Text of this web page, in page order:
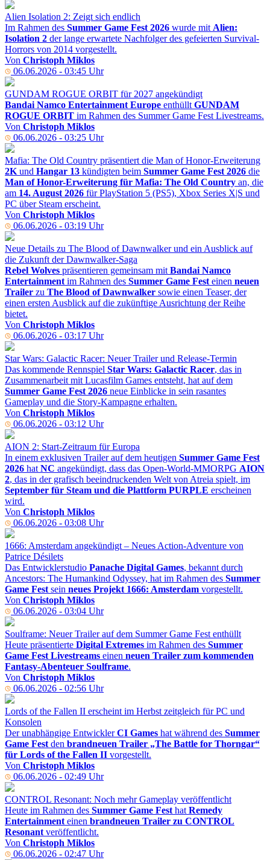
Alien Isolation 2: Zeigt sich endlich
Im Rahmen des Summer Game Fest 2026 wurde mit Alien:
Isolation 2 der lange erwartete Nachfolger des gefeierten Survival-
Horrors von 2014 vorgestellt.
Von Christoph Miklos
06.06.2026 - 03:45 Uhr
GUNDAM ROGUE ORBIT für 2027 angekündigt
Bandai Namco Entertainment Europe enthüllt GUNDAM
ROGUE ORBIT im Rahmen des Summer Game Fest Livestreams.
Von Christoph Miklos
06.06.2026 - 03:25 Uhr
Mafia: The Old Country präsentiert die Man of Honor-Erweiterung
2K und Hangar 13 kündigten beim Summer Game Fest 2026 die
Man of Honor-Erweiterung für Mafia: The Old Country an, die
am 14. August 2026 für PlayStation 5 (PS5), Xbox Series X|S und
PC über Steam erscheint.
Von Christoph Miklos
06.06.2026 - 03:19 Uhr
Neue Details zu The Blood of Dawnwalker und ein Ausblick auf
die Zukunft der Dawnwalker-Saga
Rebel Wolves präsentieren gemeinsam mit Bandai Namco
Entertainment im Rahmen des Summer Game Fest einen neuen
Trailer zu The Blood of Dawnwalker sowie einen Teaser, der
einen ersten Ausblick auf die zukünftige Ausrichtung der Reihe
bietet.
Von Christoph Miklos
06.06.2026 - 03:17 Uhr
Star Wars: Galactic Racer: Neuer Trailer und Release-Termin
Das kommende Rennspiel Star Wars: Galactic Racer, das in
Zusammenarbeit mit Lucasfilm Games entsteht, hat auf dem
Summer Game Fest 2026 neue Einblicke in sein rasantes
Gameplay und die Story-Kampagne erhalten.
Von Christoph Miklos
06.06.2026 - 03:12 Uhr
AION 2: Start-Zeitraum für Europa
In einem exklusiven Trailer auf dem heutigen Summer Game Fest
2026 hat NC angekündigt, dass das Open-World-MMORPG AION
2, das in der grafisch beeindruckenden Welt von Atreia spielt, im
September für Steam und die Plattform PURPLE erscheinen
wird.
Von Christoph Miklos
06.06.2026 - 03:08 Uhr
1666: Amsterdam angekündigt – Neues Action-Adventure von
Patrice Désilets
Das Entwicklerstudio Panache Digital Games, bekannt durch
Ancestors: The Humankind Odyssey, hat im Rahmen des Summer
Game Fest sein neues Projekt 1666: Amsterdam vorgestellt.
Von Christoph Miklos
06.06.2026 - 03:04 Uhr
Soulframe: Neuer Trailer auf dem Summer Game Fest enthüllt
Heute präsentierte Digital Extremes im Rahmen des Summer
Game Fest Livestreams einen neuen Trailer zum kommenden
Fantasy-Abenteuer Soulframe.
Von Christoph Miklos
06.06.2026 - 02:56 Uhr
Lords of the Fallen II erscheint im Herbst zeitgleich für PC und
Konsolen
Der unabhängige EntwicklerCI Games hat während des Summer
Game Fest den brandneuen Trailer „The Battle for Thorngar“
für Lords of the Fallen II vorgestellt.
Von Christoph Miklos
06.06.2026 - 02:49 Uhr
CONTROL Resonant: Noch mehr Gameplay veröffentlicht
Heute im Rahmen des Summer Game Fest hat Remedy
Entertainment einen brandneuen Trailer zu CONTROL
Resonant veröffentlicht.
Von Christoph Miklos
06.06.2026 - 02:47 Uhr